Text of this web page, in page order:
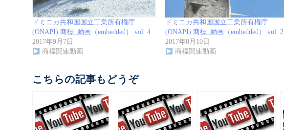
ドミニカ共和国国立工業所有権庁
(ONAPI) 商標_動画（embedded） vol. 4
2017年9月7日
商標関連動画
ドミニカ共和国国立工業所有権庁
(ONAPI) 商標_動画（embedded） vol. 2
2017年8月10日
商標関連動画
こちらの記事もどうぞ